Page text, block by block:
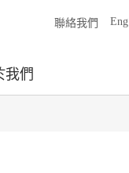
聯絡我們 Eng
我們